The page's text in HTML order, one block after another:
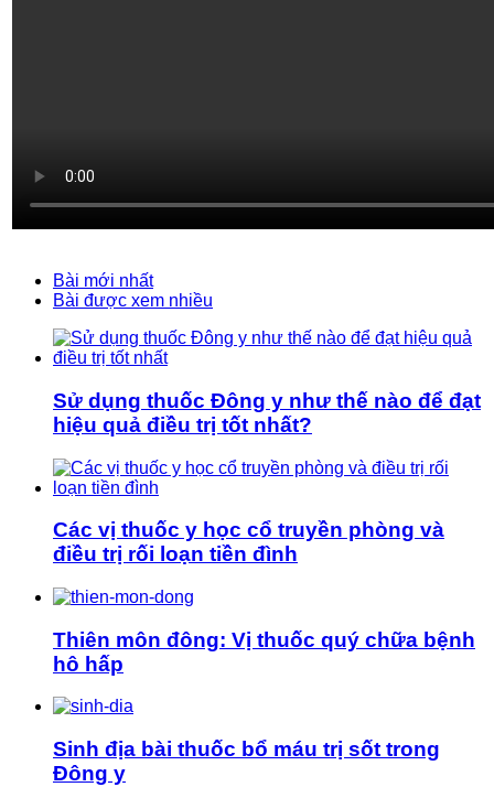
Bài mới nhất
Bài được xem nhiều
Sử dụng thuốc Đông y như thế nào để đạt
hiệu quả điều trị tốt nhất?
Các vị thuốc y học cổ truyền phòng và
điều trị rối loạn tiền đình
Thiên môn đông: Vị thuốc quý chữa bệnh
hô hấp
Sinh địa bài thuốc bổ máu trị sốt trong
Đông y